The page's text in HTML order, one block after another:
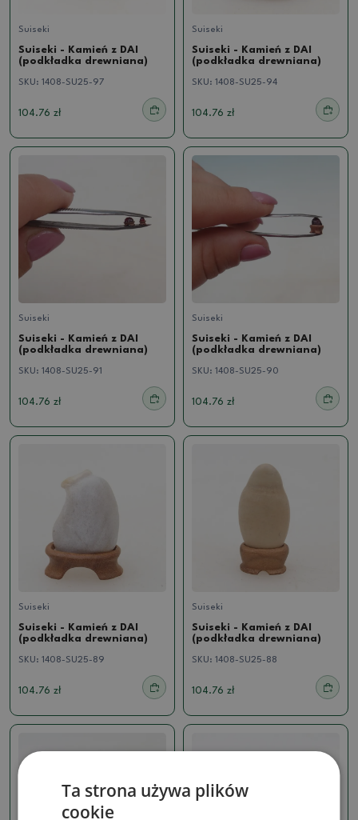
Suiseki
Suiseki - Kamień z DAI
(podkładka drewniana)
SKU: 1408-SU25-97
104.76 zł
Suiseki
Suiseki - Kamień z DAI
(podkładka drewniana)
SKU: 1408-SU25-94
104.76 zł
Suiseki
Suiseki - Kamień z DAI
(podkładka drewniana)
SKU: 1408-SU25-91
104.76 zł
Suiseki
Suiseki - Kamień z DAI
(podkładka drewniana)
SKU: 1408-SU25-90
104.76 zł
Suiseki
Suiseki - Kamień z DAI
(podkładka drewniana)
SKU: 1408-SU25-89
104.76 zł
Suiseki
Suiseki - Kamień z DAI
(podkładka drewniana)
SKU: 1408-SU25-88
104.76 zł
Ta strona używa plików
cookie